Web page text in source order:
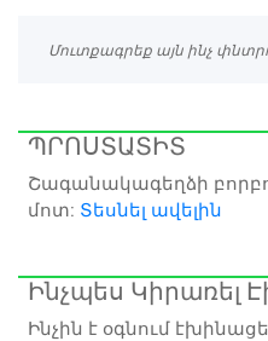
ՊՐՈՍՏԱՏԻՏ
Շագանակագեղձի
մոտ: Տեսնել ավելին
Ինչպես Կիրառել
Ինչին է օգնում